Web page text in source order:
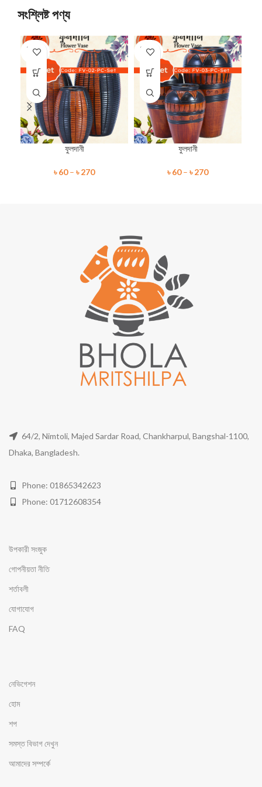
সংশ্লিষ্ট পণ্য
SOLD
OUT
ফুলদানী
৳60– ৳270
SOLD
OUT
ফুলদানী
৳60– ৳270
64/2, Nimtoli, Majed Sardar Road, Chankharpul, Bangshal-1100,
Dhaka, Bangladesh.
Phone: 01865342623
Phone: 01712608354
উপকারী সংজুক
গোপনীয়তা নীতি
শর্তাবলী
যোগাযোগ
FAQ
নেভিগেশন
হোম
শপ
সমস্ত বিভাগ দেখুন
আমাদের সম্পর্কে